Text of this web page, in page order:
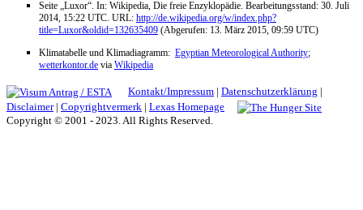
Seite „Luxor“. In: Wikipedia, Die freie Enzyklopädie. Bearbeitungsstand: 30. Juli
2014, 15:22 UTC. URL: http://de.wikipedia.org/w/index.php?
title=Luxor&oldid=132635409 (Abgerufen: 13. März 2015, 09:59 UTC)
Klimatabelle und Klimadiagramm: Egyptian Meteorological Authority;
wetterkontor.de via Wikipedia
Kontakt/Impressum | Datenschutzerklärung |
Disclaimer| Copyrightvermerk | Lexas Homepage
Copyright © 2001 - 2023. All Rights Reserved.